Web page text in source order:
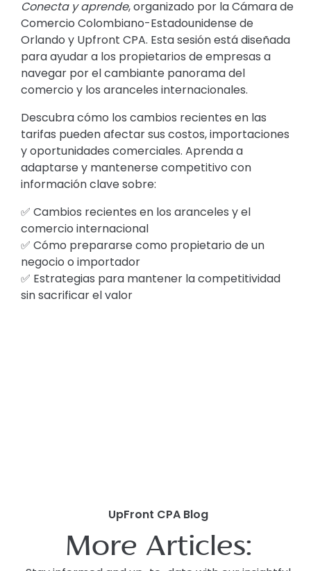
Conecta y aprende, organizado por la Cámara de
Comercio Colombiano-Estadounidense de
Orlando y Upfront CPA. Esta sesión está diseñada
para ayudar a los propietarios de empresas a
navegar por el cambiante panorama del
comercio y los aranceles internacionales.
Descubra cómo los cambios recientes en las
tarifas pueden afectar sus costos, importaciones
y oportunidades comerciales. Aprenda a
adaptarse y mantenerse competitivo con
información clave sobre:
✅ Cambios recientes en los aranceles y el
comercio internacional
✅ Cómo prepararse como propietario de un
negocio o importador
✅ Estrategias para mantener la competitividad
sin sacrificar el valor
UpFront CPA Blog
More Articles: